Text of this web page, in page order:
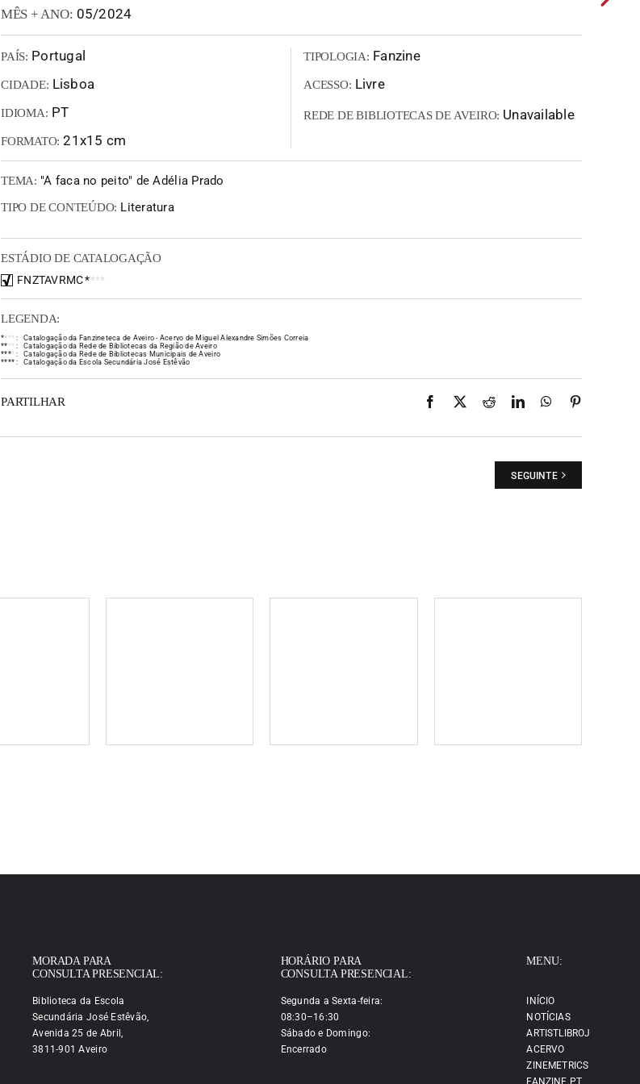
MÊS + ANO: 05/2024
PAÍS: Portugal
CIDADE: Lisboa
IDIOMA: PT
FORMATO: 21x15 cm
TIPOLOGIA: Fanzine
ACESSO: Livre
REDE DE BIBLIOTECAS DE AVEIRO: Unavailable
TEMA: "A faca no peito" de Adélia Prado
TIPO DE CONTEÚDO: Literatura
ESTÁDIO DE CATALOGAÇÃO
FNZTAVRMC****
LEGENDA:
** * * :
Catalogação da Fanzineteca de Aveiro - Acervo de Miguel Alexandre Simões Correia
** * * :
Catalogação da Rede de Bibliotecas da Região de Aveiro
**** :
Catalogação da Rede de Bibliotecas Municipais de Aveiro
**** : Catalogação da Escola Secundária José Estêvão
PARTILHAR Facebook
X RedditLinkedInWhatsApp
SEGUINTE
MORADA PARA
CONSULTA PRESENCIAL:
Biblioteca da Escola
Secundária José Estêvão,
Avenida 25 de Abril,
3811-901 Aveiro
HORÁRIO PARA
CONSULTA PRESENCIAL:
Segunda a Sexta-feira:
08:30–16:30
Sábado e Domingo:
Encerrado
MENU:
INÍCIO
NOTÍCIAS
ARTISTLIBROJ
ACERVO
ZINEMETRICS